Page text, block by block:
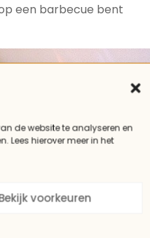
de website te analyseren en
Lees hierover meer in het
voorkeuren
een barbecue bent